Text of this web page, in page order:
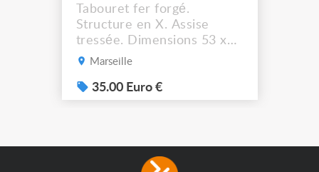
Tabouret fer forgé.
Structure en X. Assise
tressée. Dimensions 53 x
44 cm. Hauteur assise :
récupérer à Marseille
13012.
Marseille
35.00 Euro €